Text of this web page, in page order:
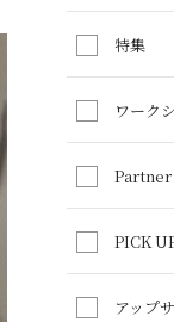
特集
ワーク
PICK
アップ